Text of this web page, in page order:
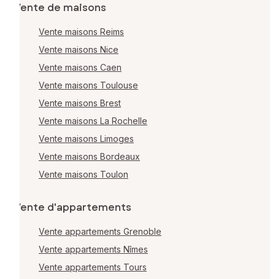
Vente de maisons
Vente maisons Reims
Vente maisons Nice
Vente maisons Caen
Vente maisons Toulouse
Vente maisons Brest
Vente maisons La Rochelle
Vente maisons Limoges
Vente maisons Bordeaux
Vente maisons Toulon
Vente d'appartements
Vente appartements Grenoble
Vente appartements Nîmes
Vente appartements Tours